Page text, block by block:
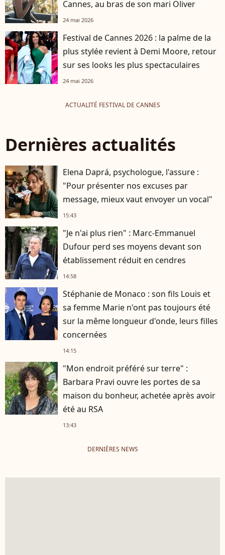
Cannes, au bras de son mari Oliver
24 mai 2026
Festival de Cannes 2026 : la palme de la
plus stylée revient à Demi Moore, retour
sur ses looks les plus spectaculaires
24 mai 2026
ACTUALITÉ FESTIVAL DE CANNES
Dernières actualités
Elena Daprá, psychologue, l'assure :
"Pour présenter nos excuses par
message, mieux vaut envoyer un vocal"
15:43
"Je n'ai plus rien" : Marc-Emmanuel
Dufour perd ses moyens devant son
établissement réduit en cendres
14:58
Stéphanie de Monaco : son fils Louis et
sa femme Marie n'ont pas toujours été
sur la même longueur d'onde, leurs filles
concernées
14:15
"Mon endroit préféré sur terre" :
Barbara Pravi ouvre les portes de sa
maison du bonheur, achetée après avoir
été au RSA
13:43
DERNIÈRES NEWS